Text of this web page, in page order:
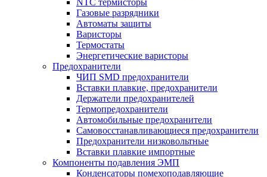
Газовые разрядники
Автоматы защиты
Варисторы
Термостаты
Энергетические варисторы
Предохранители
ЧИП SMD предохранители
Вставки плавкие, предохранители
Держатели предохранителей
Термопредохранители
Автомобильные предохранители
Самовосстанавливающиеся предохранители
Предохранители низковольтные
Вставки плавкие импортные
Компоненты подавления ЭМП
Конденсаторы помехоподавляющие